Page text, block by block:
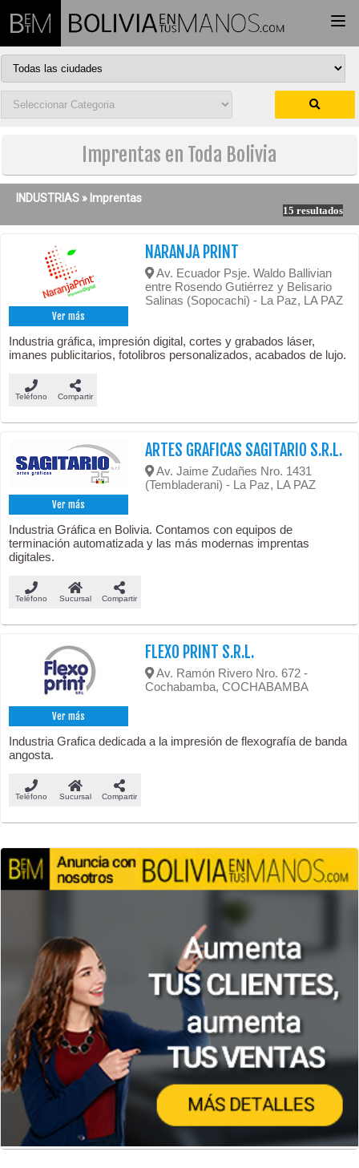
Imprentas en Toda Bolivia
INDUSTRIAS » Imprentas
15 resultados
Ver más
NARANJA PRINT
Av. Ecuador Psje. Waldo Ballivian
entre Rosendo Gutiérrez y Belisario
Salinas (Sopocachi) - La Paz, LA PAZ
Industria gráfica, impresión digital, cortes y grabados láser,
imanes publicitarios, fotolibros personalizados, acabados de lujo.
Teléfono Compartir
Ver más
ARTES GRAFICAS SAGITARIO S.R.L.
Av. Jaime Zudañes Nro. 1431
(Tembladerani) - La Paz, LA PAZ
Industria Gráfica en Bolivia. Contamos con equipos de
terminación automatizada y las más modernas imprentas
digitales.
Teléfono Sucursal Compartir
Ver más
FLEXO PRINT S.R.L.
Av. Ramón Rivero Nro. 672 -
Cochabamba, COCHABAMBA
Industria Grafica dedicada a la impresión de flexografía de banda
angosta.
Teléfono Sucursal Compartir